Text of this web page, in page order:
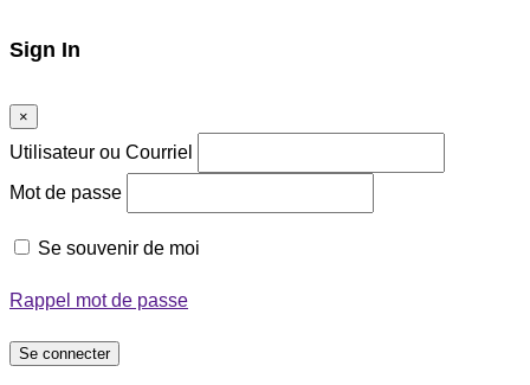
Sign In
×
Utilisateur ou Courriel
Mot de passe
Se souvenir de moi
Rappel mot de passe
Se connecter